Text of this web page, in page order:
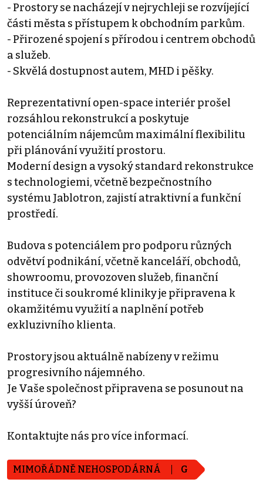
- Prostory se nacházejí v nejrychleji se rozvíjející
části města s přístupem k obchodním parkům.
- Přirozené spojení s přírodou i centrem obchodů
a služeb.
- Skvělá dostupnost autem, MHD i pěšky.
Reprezentativní open-space interiér prošel
rozsáhlou rekonstrukcí a poskytuje
potenciálním nájemcům maximální flexibilitu
při plánování využití prostoru.
Moderní design a vysoký standard rekonstrukce
s technologiemi, včetně bezpečnostního
systému Jablotron, zajistí atraktivní a funkční
prostředí.
Budova s potenciálem pro podporu různých
odvětví podnikání, včetně kanceláří, obchodů,
showroomu, provozoven služeb, finanční
instituce či soukromé kliniky je připravena k
okamžitému využití a naplnění potřeb
exkluzivního klienta.
Prostory jsou aktuálně nabízeny v režimu
progresivního nájemného.
Je Vaše společnost připravena se posunout na
vyšší úroveň?
Kontaktujte nás pro více informací.
MIMOŘÁDNĚ NEHOSPODÁRNÁ G